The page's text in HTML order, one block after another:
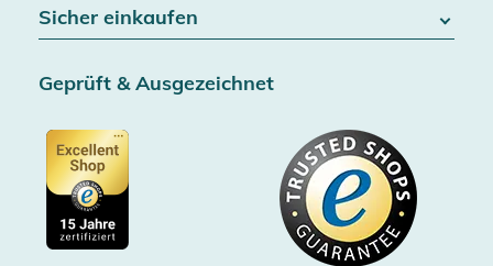
Widerrufsrecht
Vertrag widerrufen
AGB & Kundeninformationen
Datenschutz
Cookie-Einstellungen
Blog
Jobs
Gutscheine
Showroom Düsseldorf
Impressum
Sicher einkaufen
SSL-Verschlüsselung
Zertifiziert durch Trusted Shops
Käuferschutz bis 20000€
Gratis Versand ab 100€ Bestellwert (in DE/AT)
Kostenlose Rücksendung (aus DE/AT)
Geprüft & Ausgezeichnet